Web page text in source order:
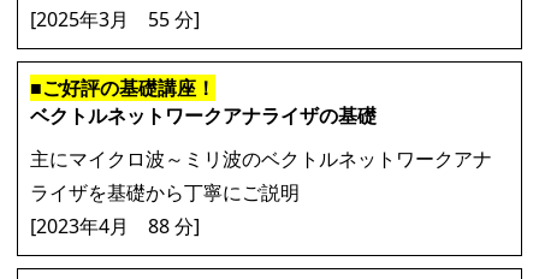
[2025年3月 55 分]
■ご好評の基礎講座！
ベクトルネットワークアナライザの基礎
主にマイクロ波～ミリ波のベクトルネットワークアナ
ライザを基礎から丁寧にご説明
[2023年4月 88 分]